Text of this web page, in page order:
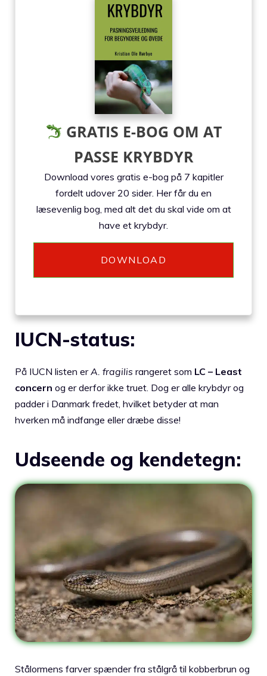
GRATIS E-BOG OM AT
PASSE KRYBDYR
Download vores gratis e-bog på 7 kapitler
fordelt udover 20 sider. Her får du en
læsevenlig bog, med alt det du skal vide om at
have et krybdyr.
DOWNLOAD
IUCN-status:
På IUCN listen erA. fragilis rangeret som LC – Least
concern og er derfor ikke truet. Dog er alle krybdyr og
padder i Danmark fredet, hvilket betyder at man
hverken må indfange eller dræbe disse!
Udseende og kendetegn:
Stålormens farver spænder fra stålgrå til kobberbrun og